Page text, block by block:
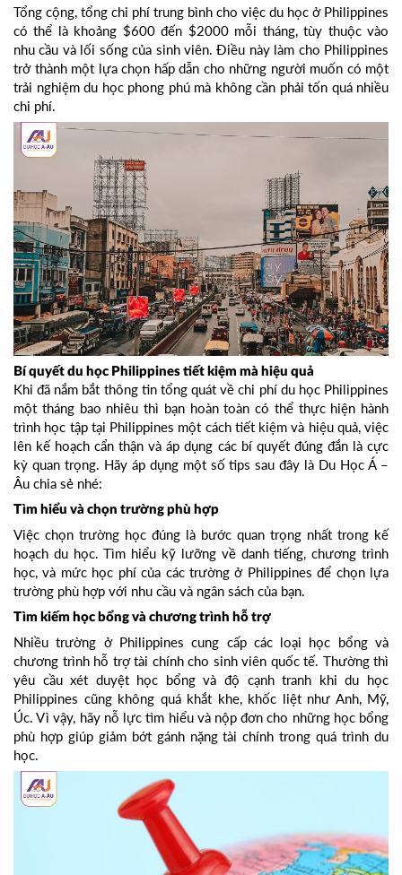
Tổng cộng, tổng chi phí trung bình cho việc du học ở Philippines
có thể là khoảng $600 đến $2000 mỗi tháng, tùy thuộc vào
nhu cầu và lối sống của sinh viên. Điều này làm cho Philippines
trở thành một lựa chọn hấp dẫn cho những người muốn có một
trải nghiệm du học phong phú mà không cần phải tốn quá nhiều
chi phí.
Bí quyết du học Philippines tiết kiệm mà hiệu quả
Khi đã nắm bắt thông tin tổng quát về chi phí du học Philippines
một tháng bao nhiêu thì bạn hoàn toàn có thể thực hiện hành
trình học tập tại Philippines một cách tiết kiệm và hiệu quả, việc
lên kế hoạch cẩn thận và áp dụng các bí quyết đúng đắn là cực
kỳ quan trọng. Hãy áp dụng một số tips sau đây là Du Học Á –
Âu chia sẻ nhé:
Tìm hiểu và chọn trường phù hợp
Việc chọn trường học đúng là bước quan trọng nhất trong kế
hoạch du học. Tìm hiểu kỹ lưỡng về danh tiếng, chương trình
học, và mức học phí của các trường ở Philippines để chọn lựa
trường phù hợp với nhu cầu và ngân sách của bạn.
Tìm kiếm học bổng và chương trình hỗ trợ
Nhiều trường ở Philippines cung cấp các loại học bổng và
chương trình hỗ trợ tài chính cho sinh viên quốc tế. Thường thì
yêu cầu xét duyệt học bổng và độ cạnh tranh khi du học
Philippines cũng không quá khắt khe, khốc liệt như Anh, Mỹ,
Úc. Vì vậy, hãy nỗ lực tìm hiểu và nộp đơn cho những học bổng
phù hợp giúp giảm bớt gánh nặng tài chính trong quá trình du
học.